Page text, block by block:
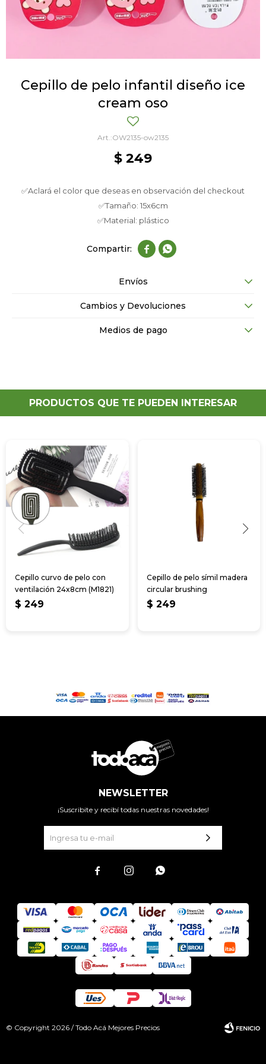
Cepillo de pelo infantil diseño ice
cream oso
OW2135-ow2135
$ 249
✅Aclará el color que deseas en observación del checkout
✅Tamaño: 15x6cm
✅Material: plástico
 
Envíos
Cambios y Devoluciones
Medios de pago
PRODUCTOS QUE TE PUEDEN INTERESAR
Cepillo curvo de pelo con
ventilación 24x8cm (M1821)
$ 249
Cepillo de pelo símil madera
circular brushing
$ 249
NEWSLETTER
¡Suscribite y recibí todas nuestras novedades!
  
© Copyright 2026 / Todo Acá Mejores Precios